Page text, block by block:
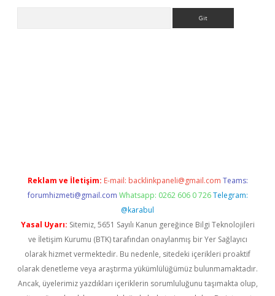
Reklam ve İletişim: E-mail: backlinkpaneli@gmail.com Teams:
forumhizmeti@gmail.com Whatsapp: 0262 606 0 726 Telegram:
@karabul
Yasal Uyarı: Sitemiz, 5651 Sayılı Kanun gereğince Bilgi Teknolojileri
ve İletişim Kurumu (BTK) tarafından onaylanmış bir Yer Sağlayıcı
olarak hizmet vermektedir. Bu nedenle, sitedeki içerikleri proaktif
olarak denetleme veya araştırma yükümlülüğümüz bulunmamaktadır.
Ancak, üyelerimiz yazdıkları içeriklerin sorumluluğunu taşımakta olup,